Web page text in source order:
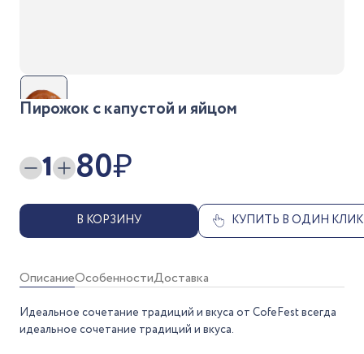
Пирожок с капустой и яйцом
1 80₽
В КОРЗИНУ КУПИТЬ В ОДИН КЛИК
ОписаниеОсобенностиДоставка
Идеальное сочетание традиций и вкуса от CofeFest всегда
идеальное сочетание традиций и вкуса.